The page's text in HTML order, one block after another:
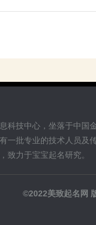
息科技中心，坐落于中
一批专业的技术人员及
致力于宝宝起名研究。
©2022美致起名网